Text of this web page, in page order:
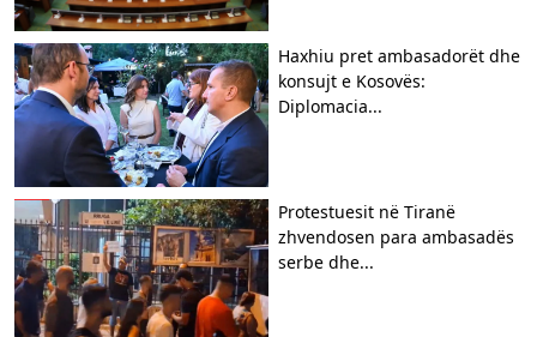
Haxhiu pret ambasadorët dhe
konsujt e Kosovës:
Diplomacia...
Protestuesit në Tiranë
zhvendosen para ambasadës
serbe dhe...